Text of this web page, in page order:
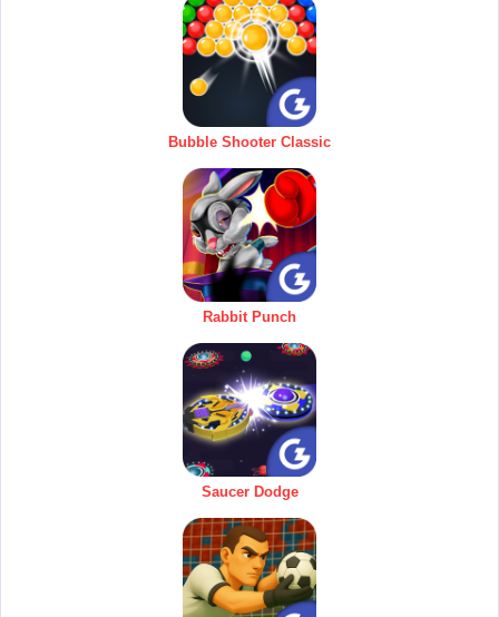
Bubble Shooter Classic
Rabbit Punch
Saucer Dodge